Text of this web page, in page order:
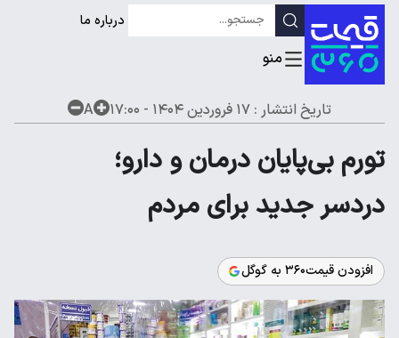
درباره ما
تاریخ انتشار : ۱۷ فروردین ۱۴۰۴ - ۱۷:۰۰ A
تورم بی‌پایان درمان و دارو؛
دردسر جدید برای مردم
افزودن قیمت۳۶۰ به گوگل